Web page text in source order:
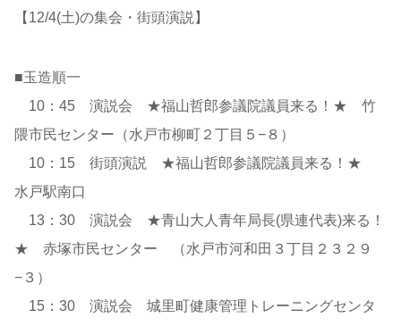
【12/4(土)の集会・街頭演説】
■玉造順一
10：45 演説会 ★福山哲郎参議院議員来る！★ 竹
隈市民センター（水戸市柳町２丁目５−８）
10：15 街頭演説 ★福山哲郎参議院議員来る！★
水戸駅南口
13：30 演説会 ★青山大人青年局長(県連代表)来る！
★ 赤塚市民センター （水戸市河和田３丁目２３２９
−３）
15：30 演説会 城里町健康管理トレーニングセンタ